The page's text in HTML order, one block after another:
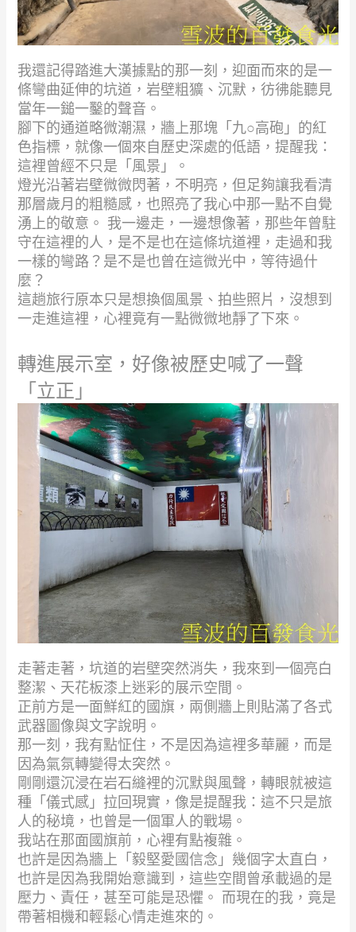
我還記得踏進大漢據點的那一刻，迎面而來的是一
條彎曲延伸的坑道，岩壁粗獷、沉默，彷彿能聽見
當年一鎚一鑿的聲音。
腳下的通道略微潮濕，牆上那塊「九○高砲」的紅
色指標，就像一個來自歷史深處的低語，提醒我：
這裡曾經不只是「風景」。
燈光沿著岩壁微微閃著，不明亮，但足夠讓我看清
那層歲月的粗糙感，也照亮了我心中那一點不自覺
湧上的敬意。 我一邊走，一邊想像著，那些年曾駐
守在這裡的人，是不是也在這條坑道裡，走過和我
一樣的彎路？是不是也曾在這微光中，等待過什
麼？
這趟旅行原本只是想換個風景、拍些照片，沒想到
一走進這裡，心裡竟有一點微微地靜了下來。
轉進展示室，好像被歷史喊了一聲
「立正」
走著走著，坑道的岩壁突然消失，我來到一個亮白
整潔、天花板漆上迷彩的展示空間。
正前方是一面鮮紅的國旗，兩側牆上則貼滿了各式
武器圖像與文字說明。
那一刻，我有點怔住，不是因為這裡多華麗，而是
因為氣氛轉變得太突然。
剛剛還沉浸在岩石縫裡的沉默與風聲，轉眼就被這
種「儀式感」拉回現實，像是提醒我：這不只是旅
人的秘境，也曾是一個軍人的戰場。
我站在那面國旗前，心裡有點複雜。
也許是因為牆上「毅堅愛國信念」幾個字太直白，
也許是因為我開始意識到，這些空間曾承載過的是
壓力、責任，甚至可能是恐懼。 而現在的我，竟是
帶著相機和輕鬆心情走進來的。